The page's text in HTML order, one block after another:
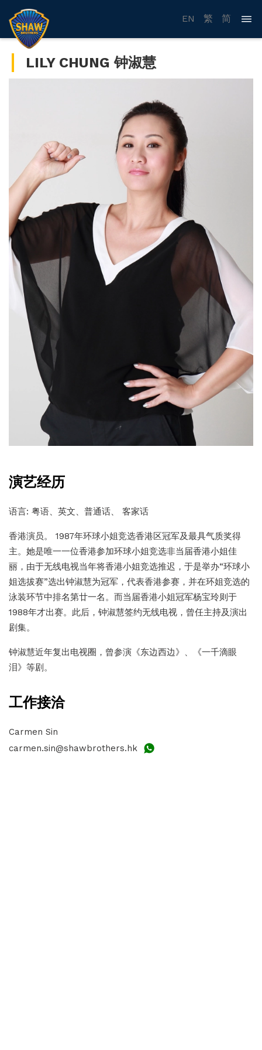
EN 繁 简
LILY CHUNG 钟淑慧
演艺经历
语言: 粤语、英文、普通话、 客家话
香港演员。 1987年环球小姐竞选香港区冠军及最具气质奖得
主。她是唯一一位香港参加环球小姐竞选非当届香港小姐佳
丽，由于无线电视当年将香港小姐竞选推迟，于是举办“环球小
姐选拔赛”选出钟淑慧为冠军，代表香港参赛，并在环姐竞选的
泳装环节中排名第廿一名。而当届香港小姐冠军杨宝玲则于
1988年才出赛。此后，钟淑慧签约无线电视，曾任主持及演出
剧集。
钟淑慧近年复出电视圈，曾参演《东边西边》、《一千滴眼
泪》等剧。
工作接洽
Carmen Sin
carmen.sin@shawbrothers.hk